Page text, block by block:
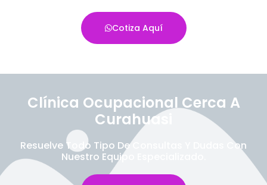
Cotiza Aquí
Clínica Ocupacional Cerca A
Curahuasi
Resuelve Todo Tipo De Consultas Y Dudas Con
Nuestro Equipo Especializado.